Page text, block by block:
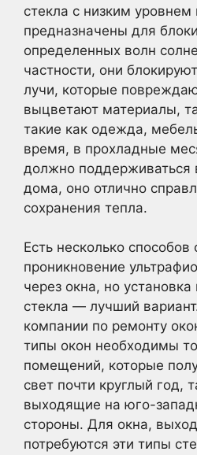
стекла с низким
предназначены для
определенных волн
частности, они
лучи, которые
выцветают материалы,
такие как одежда,
время, в прохладные
должно поддерживаться
дома, оно отлично
сохранения тепла.
Есть несколько способов
проникновение
через окна, но
стекла — лучший
компании по ремонту
типы окон необходимы
помещений, которые
свет почти круглый год,
выходящие на юго-
стороны. Для окна,
потребуются эти типы